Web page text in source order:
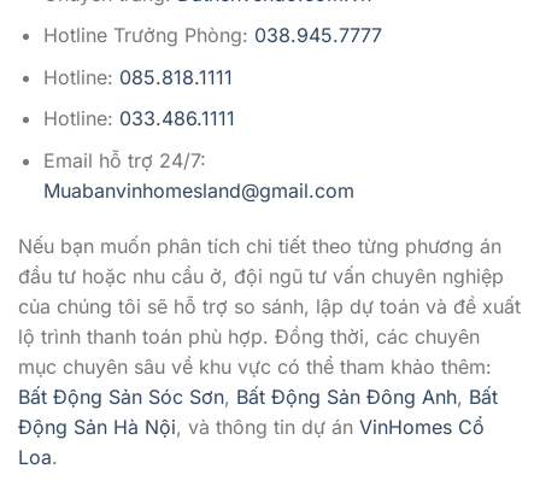
Hotline Trưởng Phòng: 038.945.7777
Hotline: 085.818.1111
Hotline: 033.486.1111
Email hỗ trợ 24/7:
Muabanvinhomesland@gmail.com
Nếu bạn muốn phân tích chi tiết theo từng phương án
đầu tư hoặc nhu cầu ở, đội ngũ tư vấn chuyên nghiệp
của chúng tôi sẽ hỗ trợ so sánh, lập dự toán và đề xuất
lộ trình thanh toán phù hợp. Đồng thời, các chuyên
mục chuyên sâu về khu vực có thể tham khảo thêm:
Bất Động Sản Sóc Sơn, Bất Động Sản Đông Anh, Bất
Động Sản Hà Nội, và thông tin dự án VinHomes Cổ
Loa.